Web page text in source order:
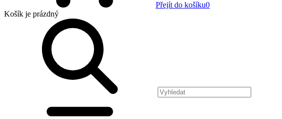
Přejít do košíku0
Košík je prázdný